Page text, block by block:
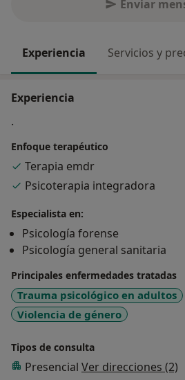
Enviar
Experiencia Servicios y
Experiencia
.
Enfoque terapéutico
Terapia emdr
Psicoterapia integradora
Especialista en:
Psicología forense
Psicología general sanitaria
Principales enfermedades tratadas
Trauma psicológico en adultos
Violencia de género
Tipos de consulta
Presencial Ver direcciones (2)